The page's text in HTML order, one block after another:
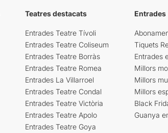
Teatres destacats
Entrades Teatre Tívoli
Entrades Teatre Coliseum
Entrades Teatre Borràs
Entrades Teatre Romea
Entrades La Villarroel
Entrades Teatre Condal
Entrades Teatre Victòria
Entrades Teatre Apolo
Entrades Teatre Goya
Entrades
Tiquets
Entrades
Millors
Millors
Millors
Black
Guanya